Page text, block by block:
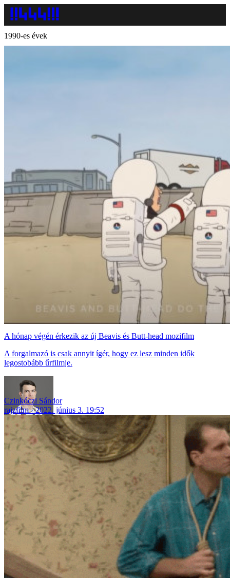
1990-es évek
A hónap végén érkezik az új Beavis és Butt-head mozifilm
A forgalmazó is csak annyit ígér, hogy ez lesz minden idők
legostobább űrfilmje.
Czinkóczi Sándor
rajzfilm
2022. június 3. 19:52